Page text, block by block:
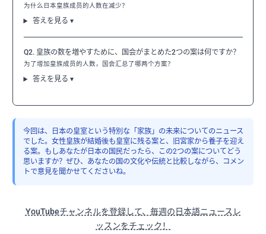
为什么日本皇族成员的人数在减少？
答えを見る ▾
Q2. 皇族の数を増やすために、国会がまとめた2つの案は何ですか？
为了增加皇族成员的人数，国会汇总了哪两个方案？
答えを見る ▾
今回は、日本の皇室という特別な「家族」の未来についてのニュース
でした。女性皇族が結婚後も皇室に残る案と、旧宮家から養子を迎え
る案。もしあなたが日本の国民だったら、この2つの案についてどう
思いますか？ぜひ、あなたの国の文化や伝統と比較しながら、コメン
トで意見を聞かせてくださいね。
YouTubeチャンネルを登録して、毎週の日本語ニュースレ
ッスンをチェック！